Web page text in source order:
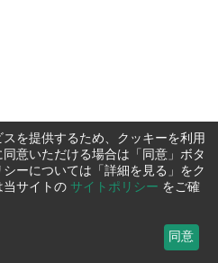
を提供するため、クッキーを利用
意いただける場合は「同意」ボタ
ーについては「詳細を見る」をク
当サイトの サイトポリシー をご確
同意